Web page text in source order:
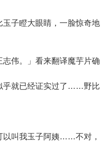
子瞪大眼睛，一脸惊奇地
伟。」看来翻译魔芋片确
乎就已经证实过了……野比
叫我玉子阿姨……不对，